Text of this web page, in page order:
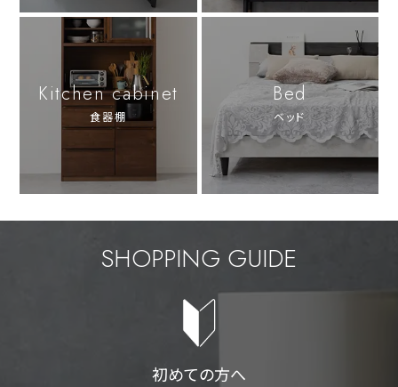
Kitchen cabinet
食器棚
Bed
ベッド
SHOPPING GUIDE
初めての方へ